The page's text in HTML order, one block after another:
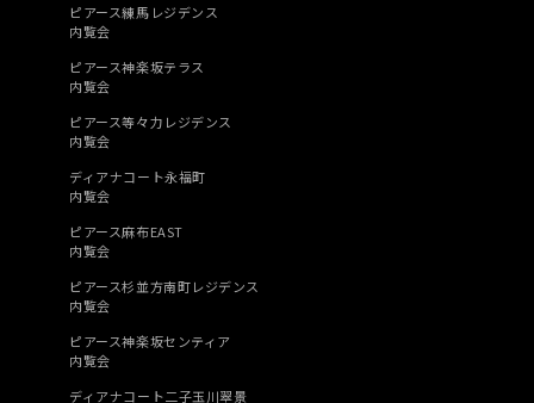
ピアース練馬レジデンス
内覧会
ピアース神楽坂テラス
内覧会
ピアース等々力レジデンス
内覧会
ディアナコート永福町
内覧会
ピアース麻布EAST
内覧会
ピアース杉並方南町レジデンス
内覧会
ピアース神楽坂センティア
内覧会
ディアナコート二子玉川翠景